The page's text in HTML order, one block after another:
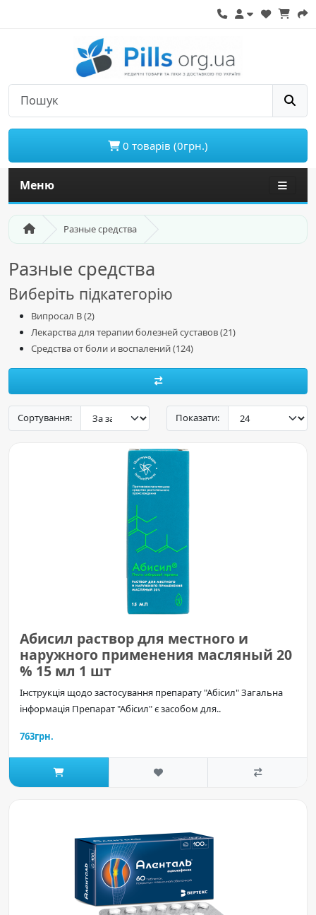
0 товарів (0грн.)
Меню
Разные средства
Разные средства
Виберіть підкатегорію
Випросал В (2)
Лекарства для терапии болезней суставов (21)
Средства от боли и воспалений (124)
Сортування: Показати:
Абисил раствор для местного и
наружного применения масляный 20
% 15 мл 1 шт
Інструкція щодо застосування препарату "Абісил" Загальна
інформація Препарат "Абісил" є засобом для..
763грн.